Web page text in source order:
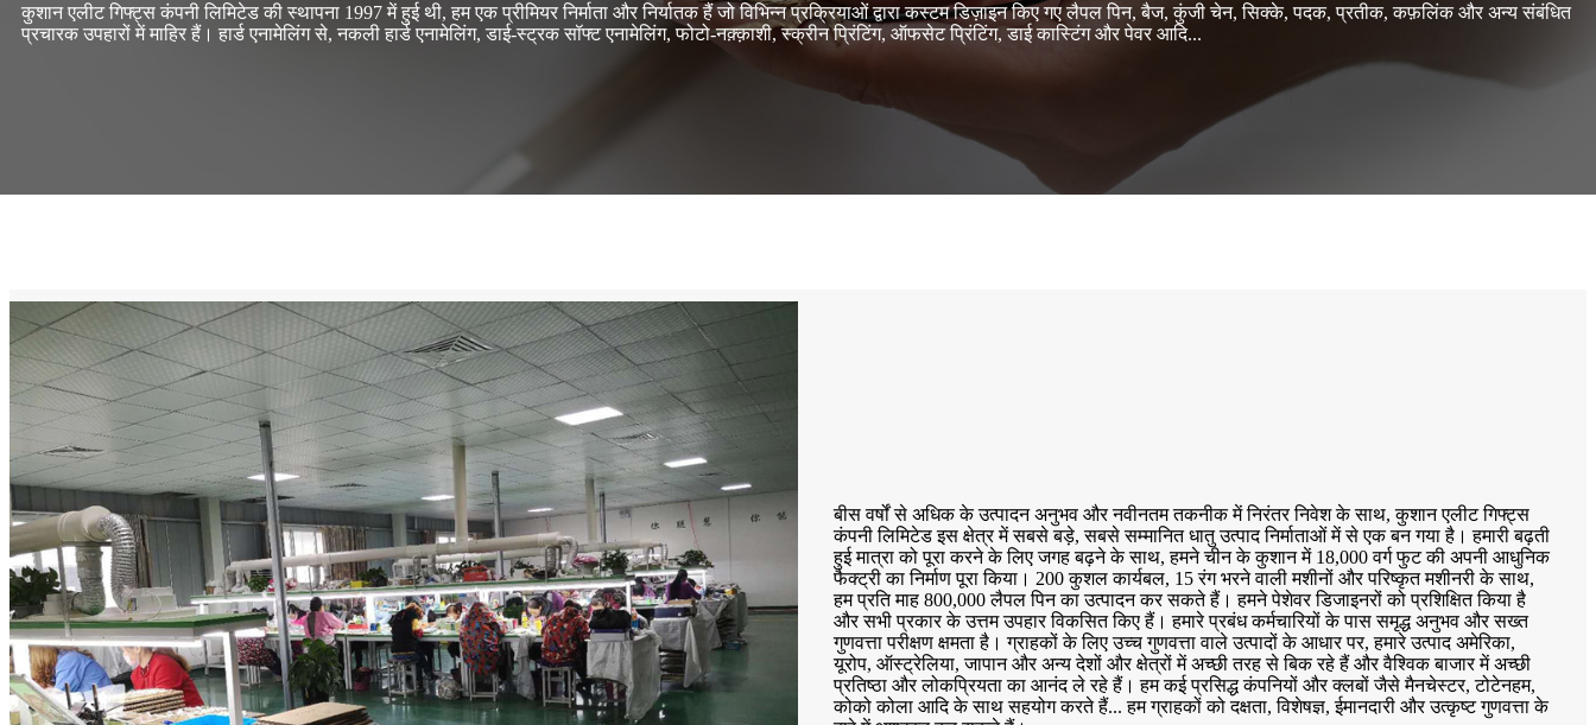
कुशान एलीट गिफ्ट्स कंपनी लिमिटेड की स्थापना 1997 में हुई थी, हम एक प्रीमियर निर्माता और निर्यातक हैं जो विभिन्न प्रक्रियाओं द्वारा कस्टम डिज़ाइन किए गए लैपल पिन, बैज, कुंजी चेन, सिक्के, पदक, प्रतीक, कफ़लिंक और अन्य संबंधित
प्रचारक उपहारों में माहिर हैं। हार्ड एनामेलिंग से, नकली हार्ड एनामेलिंग, डाई-स्ट्रक सॉफ्ट एनामेलिंग, फोटो-नक़्क़ाशी, स्क्रीन प्रिंटिंग, ऑफसेट प्रिंटिंग, डाई कास्टिंग और पेवर आदि...
बीस वर्षों से अधिक के उत्पादन अनुभव और नवीनतम तकनीक में निरंतर निवेश के साथ, कुशान एलीट गिफ्ट्स
कंपनी लिमिटेड इस क्षेत्र में सबसे बड़े, सबसे सम्मानित धातु उत्पाद निर्माताओं में से एक बन गया है। हमारी बढ़ती
हुई मात्रा को पूरा करने के लिए जगह बढ़ने के साथ, हमने चीन के कुशान में 18,000 वर्ग फुट की अपनी आधुनिक
फैक्ट्री का निर्माण पूरा किया। 200 कुशल कार्यबल, 15 रंग भरने वाली मशीनों और परिष्कृत मशीनरी के साथ,
हम प्रति माह 800,000 लैपल पिन का उत्पादन कर सकते हैं। हमने पेशेवर डिजाइनरों को प्रशिक्षित किया है
और सभी प्रकार के उत्तम उपहार विकसित किए हैं। हमारे प्रबंध कर्मचारियों के पास समृद्ध अनुभव और सख्त
गुणवत्ता परीक्षण क्षमता है। ग्राहकों के लिए उच्च गुणवत्ता वाले उत्पादों के आधार पर, हमारे उत्पाद अमेरिका,
यूरोप, ऑस्ट्रेलिया, जापान और अन्य देशों और क्षेत्रों में अच्छी तरह से बिक रहे हैं और वैश्विक बाजार में अच्छी
प्रतिष्ठा और लोकप्रियता का आनंद ले रहे हैं। हम कई प्रसिद्ध कंपनियों और क्लबों जैसे मैनचेस्टर, टोटेनहम,
कोको कोला आदि के साथ सहयोग करते हैं... हम ग्राहकों को दक्षता, विशेषज्ञ, ईमानदारी और उत्कृष्ट गुणवत्ता के